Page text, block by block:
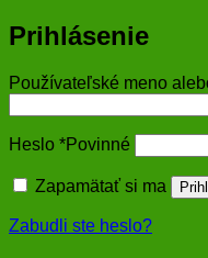
Prihlásenie
Používateľské meno
Heslo *Povinné
Zapamätať si ma
Zabudli ste heslo?